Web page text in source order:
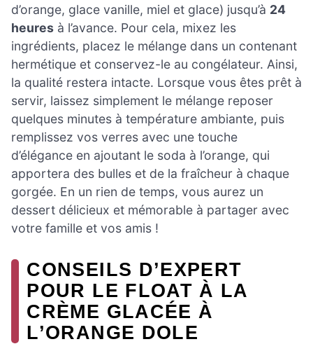
d’orange, glace vanille, miel et glace) jusqu’à 24
heures à l’avance. Pour cela, mixez les
ingrédients, placez le mélange dans un contenant
hermétique et conservez-le au congélateur. Ainsi,
la qualité restera intacte. Lorsque vous êtes prêt à
servir, laissez simplement le mélange reposer
quelques minutes à température ambiante, puis
remplissez vos verres avec une touche
d’élégance en ajoutant le soda à l’orange, qui
apportera des bulles et de la fraîcheur à chaque
gorgée. En un rien de temps, vous aurez un
dessert délicieux et mémorable à partager avec
votre famille et vos amis !
CONSEILS D’EXPERT
POUR LE FLOAT À LA
CRÈME GLACÉE À
L’ORANGE DOLE